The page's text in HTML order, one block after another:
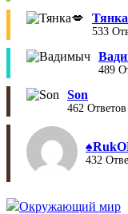
533
489
Son
462 Ответов
432
Окружающий мир